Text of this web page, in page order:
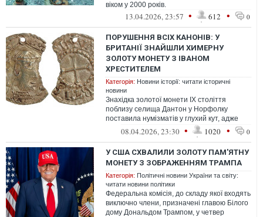
віком у 2000 років.
13.04.2026, 23:57 • 612 • 0
ПОРУШЕННЯ ВСІХ КАНОНІВ: У
БРИТАНІЇ ЗНАЙШЛИ ХИМЕРНУ
ЗОЛОТУ МОНЕТУ З ІВАНОМ
ХРЕСТИТЕЛЕМ
Категорія: Новини історії: читати історичні
новини
Знахідка золотої монети IX століття
поблизу селища Дантон у Норфолку
поставила нумізматів у глухий кут, адже
зображення Івана Хрестителя на ній
08.04.2026, 23:30 • 1020 • 0
У США СХВАЛИЛИ ЗОЛОТУ ПАМ'ЯТНУ
МОНЕТУ З ЗОБРАЖЕННЯМ ТРАМПА
Категорія: Політичні новини України та світу:
читати новини політики
Федеральна комісія, до складу якої входять
виключно члени, призначені главою Білого
дому Дональдом Трампом, у четвер